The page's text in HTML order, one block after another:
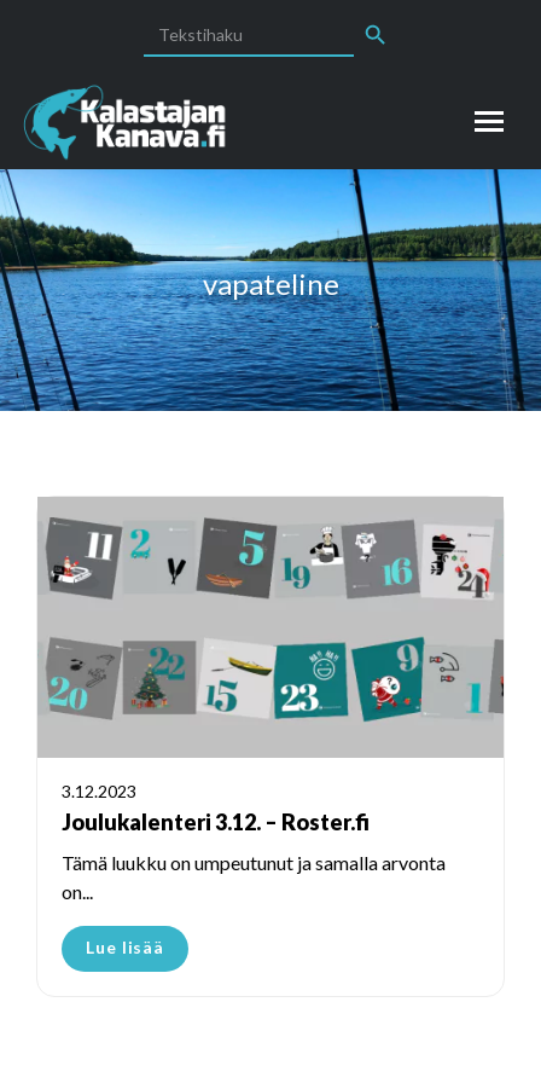
for:
vapateline
3.12.2023
Joulukalenteri 3.12. – Roster.fi
Tämä luukku on umpeutunut ja samalla arvonta
on...
Lue lisää